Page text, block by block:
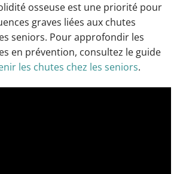
osseuse est une priorité pour
graves liées aux chutes
seniors. Pour approfondir les
en prévention, consultez le guide
les chutes chez les seniors.